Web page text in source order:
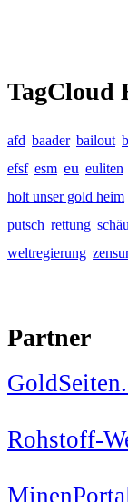
TagCloud
afd baader bailout
efsf esm eu euliten
holt unser gold heim
putsch rettung
weltregierung
Partner
Rohstoff-